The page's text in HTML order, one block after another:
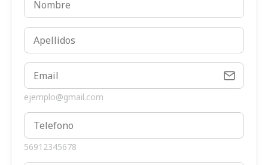
ejemplo@gmail.com
56912345678